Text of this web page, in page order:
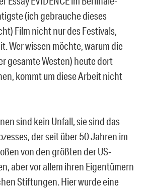
(ich gebrauche dieses
Film nicht nur des Festivals,
Wer wissen möchte, warum die
gesamte Westen) heute dort
kommt um diese Arbeit nicht
sind kein Unfall, sie sind das
der seit über 50 Jahren im
von den größten der US-
aber vor allem ihren Eigentümern
Stiftungen. Hier wurde eine